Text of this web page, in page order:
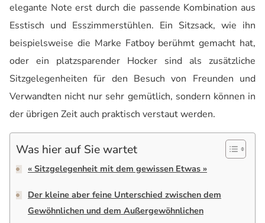
elegante Note erst durch die passende Kombination aus
Esstisch und Esszimmerstühlen. Ein Sitzsack, wie ihn
beispielsweise die Marke Fatboy berühmt gemacht hat,
oder ein platzsparender Hocker sind als zusätzliche
Sitzgelegenheiten für den Besuch von Freunden und
Verwandten nicht nur sehr gemütlich, sondern können in
der übrigen Zeit auch praktisch verstaut werden.
Was hier auf Sie wartet
« Sitzgelegenheit mit dem gewissen Etwas »
Der kleine aber feine Unterschied zwischen dem
Gewöhnlichen und dem Außergewöhnlichen